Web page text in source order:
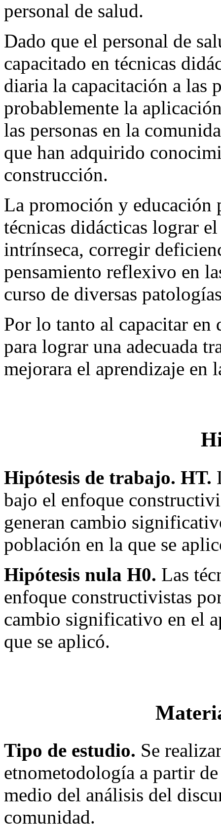
personal de salud.
Dado que el personal de
capacitado en técnicas
diaria la capacitación a las
probablemente la
las personas en la
que han adquirido
construcción.
La promoción y educación
técnicas didácticas lograr
intrínseca, corregir
pensamiento reflexivo en
curso de diversas
Por lo tanto al capacitar en
para lograr una adecuada
mejorara el aprendizaje en
Hipótesis de trabajo. HT.
bajo el enfoque
generan cambio
población en la que se
Hipótesis nula H0. Las
enfoque constructivistas
cambio significativo en el
que se aplicó.
Tipo de estudio. Se
etnometodología a partir
medio del análisis del
comunidad.